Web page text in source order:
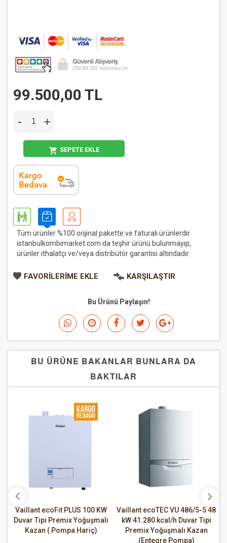
99.500,00 TL
- +
SEPETE EKLE
Tüm ürünler %100 orijinal pakette ve faturalı ürünlerdir.
istanbulkombimarket.com da teşhir ürünü bulunmayıp,
ürünler ithalatçı ve/veya distribütör garantisi altındadır.
FAVORILERIME EKLE KARŞILAŞTIR
Bu Ürünü Paylaşın!
BU ÜRÜNE BAKANLAR BUNLARA DA
BAKTILAR
Vaillant ecoFit PLUS 100 KW
Duvar Tipi Premix Yoğuşmalı
Kazan ( Pompa Hariç)
Vaillant ecoTEC VU 486/5-5 48
kW 41.280 kcal/h Duvar Tipi
Premix Yoğuşmalı Kazan
(Entegre Pompa)